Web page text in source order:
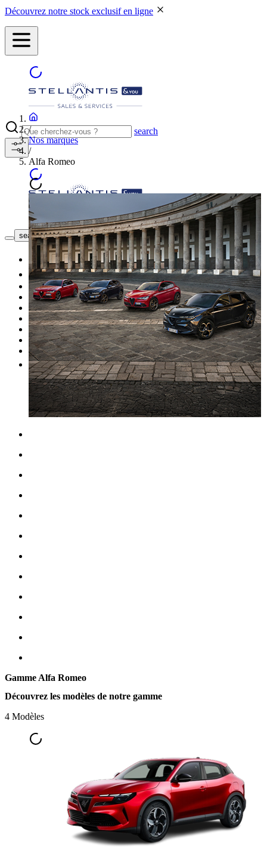
Découvrez notre stock exclusif en ligne
search
search button - icon NOS CONCESSIONS
Neuf
Occasion
Nos promotions
Nos marques
Entretien
Reprise
Professionnel
Nous rejoindre
Plus
/
Nos marques
/
Alfa Romeo
Gamme Alfa Romeo
Découvrez les modèles de notre gamme
4 Modèles